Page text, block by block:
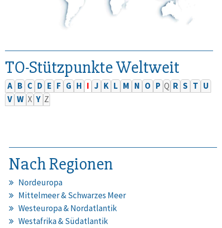
TO-Stützpunkte Weltweit
A B C D E F G H I J K L M N O P Q R S T U
V W X Y Z
Nach Regionen
Nordeuropa
Mittelmeer & Schwarzes Meer
Westeuropa & Nordatlantik
Westafrika & Südatlantik